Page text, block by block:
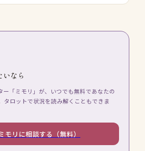
なら
ー「ミモリ」が、いつでも無料であなたの
タロットで状況を読み解くこともできま
モリに相談する（無料）